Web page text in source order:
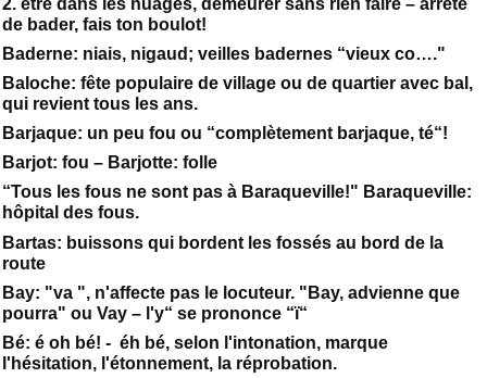
de bader, fais ton boulot!
Baderne: niais, nigaud; veilles badernes “vieux co…."
Baloche: fête populaire de village ou de quartier avec bal,
qui revient tous les ans.
Barjaque: un peu fou ou “complètement barjaque, té“!
Barjot: fou – Barjotte: folle
“Tous les fous ne sont pas à Baraqueville!" Baraqueville:
hôpital des fous.
Bartas: buissons qui bordent les fossés au bord de la
route
Bay: "va ", n'affecte pas le locuteur. "Bay, advienne que
pourra" ou Vay – l'y“ se prononce “ï“
Bé: é oh bé! - éh bé, selon l'intonation, marque
l'hésitation, l'étonnement, la réprobation.